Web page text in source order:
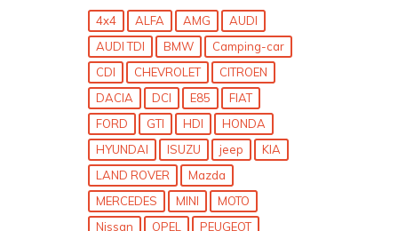
4x4 ALFA AMG
AUDI
AUDI TDI
BMW
Camping-car
CDI
CHEVROLET
CITROEN
DACIA
DCI E85
FIAT
FORD
GTI HDI
HONDA
HYUNDAI
ISUZU jeep
KIA
LAND ROVER
Mazda
MERCEDES
MINI
MOTO
Nissan
OPEL
PEUGEOT